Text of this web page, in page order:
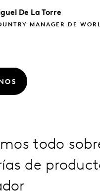
De La Torre
MANAGER DE
todo
de